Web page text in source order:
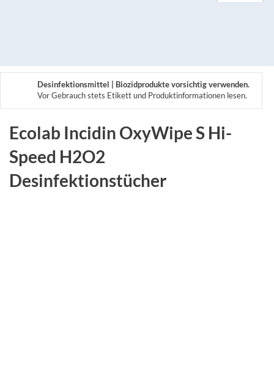
Desinfektionsmittel | Biozidprodukte vorsichtig verwenden.
Vor Gebrauch stets Etikett und Produktinformationen lesen.
Ecolab Incidin OxyWipe S Hi-
Speed H2O2
Desinfektionstücher